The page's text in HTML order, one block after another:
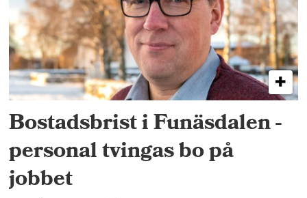
Bostadsbrist i Funäsdalen -
personal tvingas bo på
jobbet